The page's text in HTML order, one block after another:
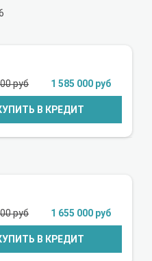
руб 1 585 000 руб
В КРЕДИТ
руб 1 655 000 руб
В КРЕДИТ